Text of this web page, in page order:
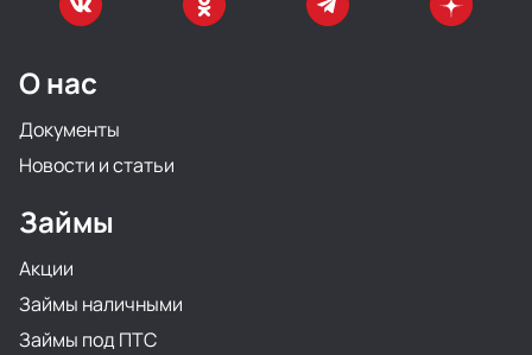
О нас
Документы
Новости и статьи
Займы
Акции
Займы наличными
Займы под ПТС